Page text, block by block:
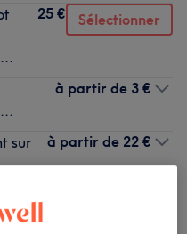
25 € Sélectionner
à partir de 3 €
sur
à partir de 22 €